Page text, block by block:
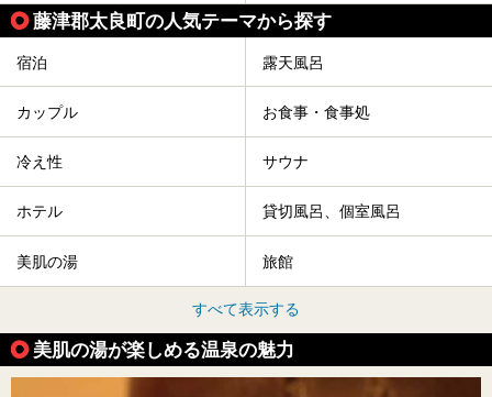
藤津郡太良町の人気テーマから探す
宿泊 露天風呂
カップル お食事・食事処
冷え性 サウナ
ホテル 貸切風呂、個室風呂
美肌の湯 旅館
すべて表示する
美肌の湯が楽しめる温泉の魅力